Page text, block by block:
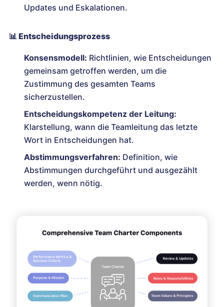
Updates und Eskalationen.
📊Entscheidungsprozess
Konsensmodell: Richtlinien, wie Entscheidungen
gemeinsam getroffen werden, um die
Zustimmung des gesamten Teams
sicherzustellen.
Entscheidungskompetenz der Leitung:
Klarstellung, wann die Teamleitung das letzte
Wort in Entscheidungen hat.
Abstimmungsverfahren: Definition, wie
Abstimmungen durchgeführt und ausgezählt
werden, wenn nötig.